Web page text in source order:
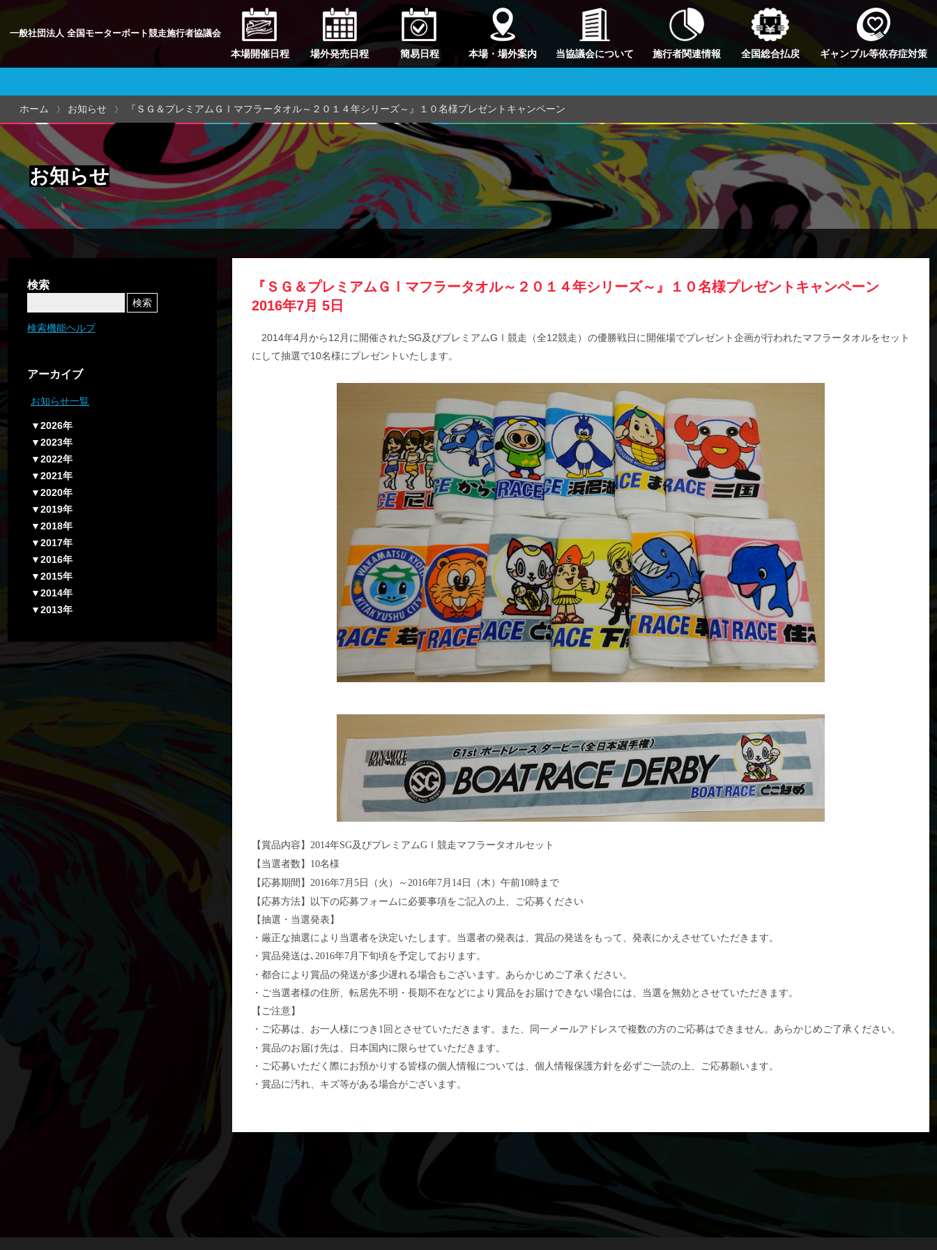
一般社団法人 全国モーターボート競走施行者協議会
本場開催日程 場外発売日程 簡易日程 本場・場外案内 当協議会について 施行者関連情報 全国総合払戻 ギャンブル等依存症対策
お知らせ
ホーム お知らせ 『ＳＧ＆プレミアムＧⅠマフラータオル～２０１４年シリーズ～』１０名様プレゼントキャンペーン
検索
検索機能ヘルプ
アーカイブ
お知らせ一覧
▼2026年
▼2023年
▼2022年
▼2021年
▼2020年
▼2019年
▼2018年
▼2017年
▼2016年
▼2015年
▼2014年
▼2013年
『ＳＧ＆プレミアムＧⅠマフラータオル～２０１４年シリーズ～』１０名様プレゼントキャンペーン
2016年7月 5日
2014年4月から12月に開催されたSG及びプレミアムGⅠ競走（全12競走）の優勝戦日に開催場でプレゼント企画が行われたマフラータオルをセット
にして抽選で10名様にプレゼントいたします。
【賞品内容】 2014年SG及びプレミアムG Ⅰ競走マフラータオルセット
【当選者数】 10名様
【応募期間】 2016年7 月 5日（火）～ 2016年7 月 14日（木）午前10時まで
【応募方法】以下の応募フォームに必要事項をご記入の上、ご応募ください
【抽選・当選発表】
・厳正な抽選により当選者を決定いたします。当選者の発表は、賞品の発送をもって、発表にかえさせていただきます。
・賞品発送は､ 2016年7 月下旬頃を予定しております。
・都合により賞品の発送が多少遅れる場合もございます。あらかじめご了承ください。
・ご当選者様の住所、転居先不明・長期不在などにより賞品をお届けできない場合には、当選を無効とさせていただきます。
【ご注意】
・ご応募は、お一人様につき 1 回とさせていただきます。また、同一メールアドレスで複数の方のご応募はできません。あらかじめご了承ください。
・賞品のお届け先は、日本国内に限らせていただきます。
・ご応募いただく際にお預かりする皆様の個人情報については、個人情報保護方針を必ずご一読の上、ご応募願います。
・賞品に汚れ、キズ等がある場合がございます。